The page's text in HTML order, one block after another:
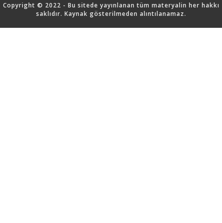
Copyright © 2022 - Bu sitede yayınlanan tüm materyalin her hakkı
saklıdır. Kaynak gösterilmeden alıntılanamaz.